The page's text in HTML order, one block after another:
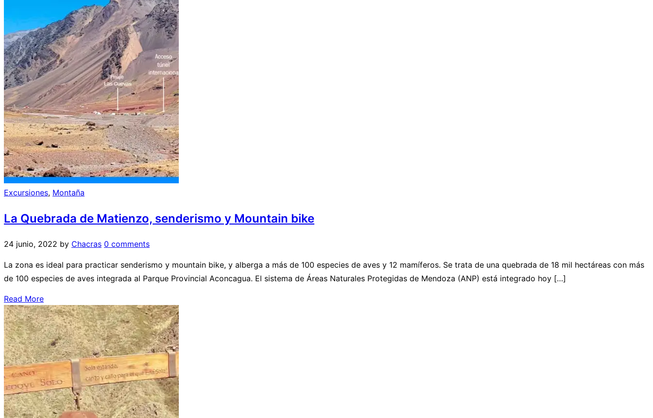
Excursiones, Montaña
La Quebrada de Matienzo, senderismo y Mountain bike
24 junio, 2022 by Chacras 0 comments
La zona es ideal para practicar senderismo y mountain bike, y alberga a más de 100 especies de aves y 12 mamíferos. Se trata de una quebrada de 18 mil hectáreas con más
de 100 especies de aves integrada al Parque Provincial Aconcagua. El sistema de Áreas Naturales Protegidas de Mendoza (ANP) está integrado hoy […]
Read More